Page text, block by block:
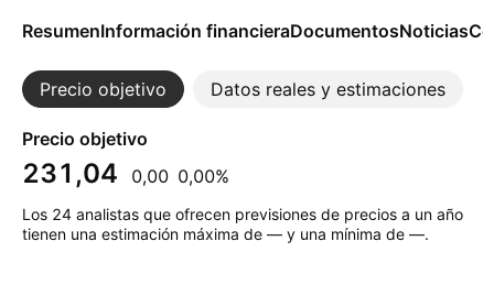
ResumenInformación financieraDocumentosNoticias
Precio objetivo Datos reales y estimaciones
Precio objetivo
231,04 0,00 0,00%
Los 24 analistas que ofrecen previsiones de precios a un año
tienen una estimación máxima de — y una mínima de —.